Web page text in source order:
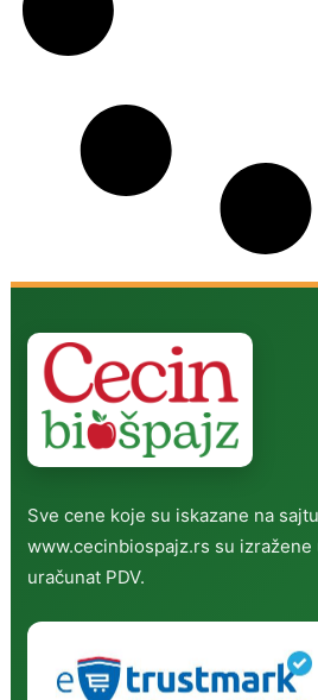
Sve cene koje su iskazane na sajtu
www.cecinbiospajz.rs su
uračunat PDV.